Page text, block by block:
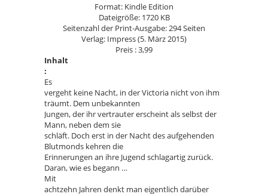
Format: Kindle Edition
Dateigröße: 1720 KB
Seitenzahl der Print-Ausgabe: 294 Seiten
Verlag: Impress (5. März 2015)
Preis : 3,99
Inhalt
:
Es
vergeht keine Nacht, in der Victoria nicht von ihm
träumt. Dem unbekannten
Jungen, der ihr vertrauter erscheint als selbst der
Mann, neben dem sie
schläft. Doch erst in der Nacht des aufgehenden
Blutmonds kehren die
Erinnerungen an ihre Jugend schlagartig zurück.
Daran, wie es begann …
Mit
achtzehn Jahren denkt man eigentlich darüber